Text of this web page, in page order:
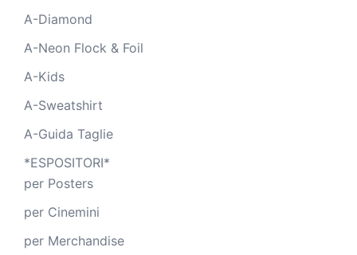
A-Diamond
A-Neon Flock & Foil
A-Kids
A-Sweatshirt
A-Guida Taglie
*ESPOSITORI*
per Posters
per Cinemini
per Merchandise